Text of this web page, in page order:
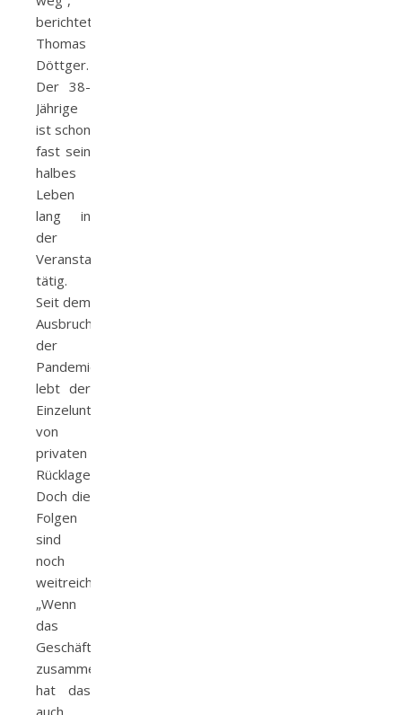
berichtet
Thomas
Döttger.
Der 38-
Jährige
ist schon
fast sein
halbes
Leben
lang in
der
Veranstaltungswirtschaft
tätig.
Seit dem
Ausbruch
der
Pandemie
lebt der
Einzelunternehmer
von
privaten
Rücklagen.
Doch die
Folgen
sind
noch
weitreichender:
„Wenn
das
Geschäftliche
zusammenkracht
hat das
auch